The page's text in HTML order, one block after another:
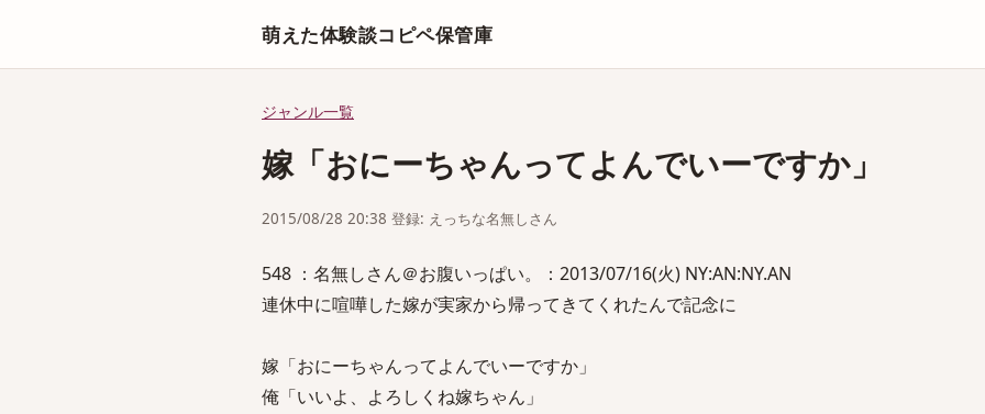
萌えた体験談コピペ保管庫
ジャンル一覧
嫁「おにーちゃんってよんでいーですか」
2015/08/28 20:38 登録: えっちな名無しさん
548 ：名無しさん＠お腹いっぱい。：2013/07/16(火) NY:AN:NY.AN
連休中に喧嘩した嫁が実家から帰ってきてくれたんで記念に
嫁「おにーちゃんってよんでいーですか」
俺「いいよ、よろしくね嫁ちゃん」